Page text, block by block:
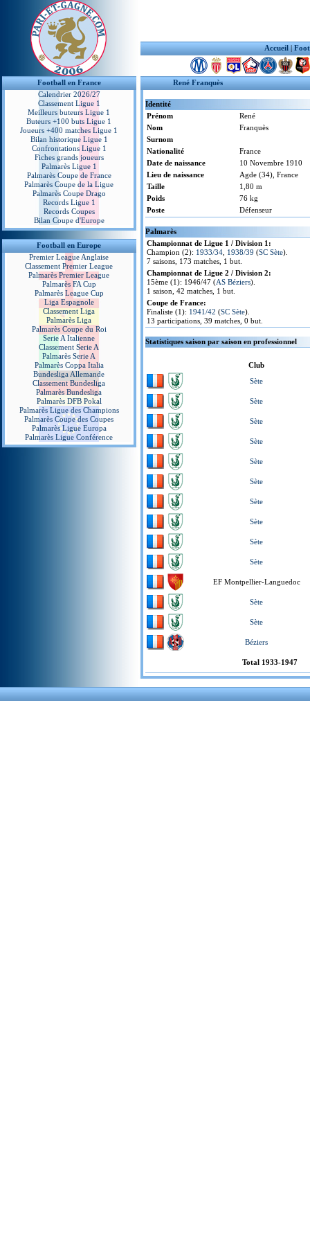
Accueil |
Football en France
Calendrier 2026/27
Classement Ligue 1
Meilleurs buteurs Ligue 1
Buteurs +100 buts Ligue 1
Joueurs +400 matches Ligue 1
Bilan historique Ligue 1
Confrontations Ligue 1
Fiches grands joueurs
Palmarès Ligue 1
Palmarès Coupe de France
Palmarès Coupe de la Ligue
Palmarès Coupe Drago
Records Ligue 1
Records Coupes
Bilan Coupe d'Europe
Football en Europe
Premier League Anglaise
Classement Premier League
Palmarès Premier League
Palmarès FA Cup
Palmarès League Cup
Liga Espagnole
Classement Liga
Palmarès Liga
Palmarès Coupe du Roi
Serie A Italienne
Classement Serie A
Palmarès Serie A
Palmarès Coppa Italia
Bundesliga Allemande
Classement Bundesliga
Palmarès Bundesliga
Palmarès DFB Pokal
Palmarès Ligue des Champions
Palmarès Coupe des Coupes
Palmarès Ligue Europa
Palmarès Ligue Conférence
René Franquès
Identité
Prénom
René
Nom
Franquès
Surnom
Nationalité
France
Date de naissance
10 Novembre 1910
Lieu de naissance
Agde (34), France
Taille
1,80 m
Poids
76 kg
Poste
Défenseur
Palmarès
Championnat de Ligue 1 / Division 1:
Champion (2): 1933/34 1938/39 (SC Sète).
7 saisons, 173 matches, 1 but.
Championnat de Ligue 2 / Division 2:
15ème (1): 1946/47 (AS Béziers).
1 saison, 42 matches, 1 but.
Coupe de France:
Finaliste (1): 1941/42 (SC Sète).
13 participations, 39 matches, 0 but.
Statistiques saison par saison en professionnel
Club
Sète
Sète
Sète
Sète
Sète
Sète
Sète
Sète
Sète
Sète
EF Montpellier-Languedoc
Sète
Sète
Béziers
Total 1933-1947